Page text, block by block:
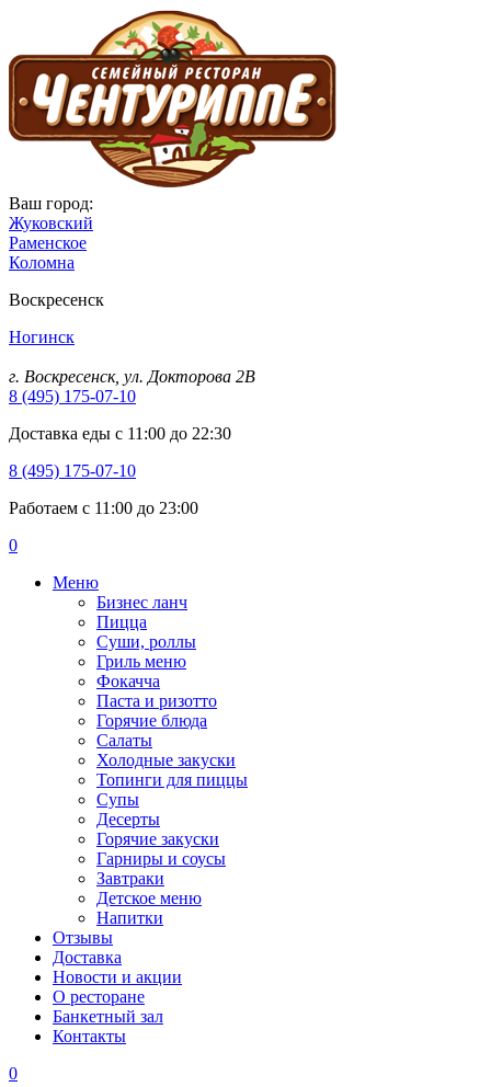
Ваш город:
Жуковский
Раменское
Коломна
Воскресенск
Ногинск
г. Воскресенск, ул. Докторова 2B
8 (495) 175-07-10
Доставка еды с 11:00 до 22:30
8 (495) 175-07-10
Работаем с 11:00 до 23:00
0
Меню
Бизнес ланч
Пицца
Суши, роллы
Гриль меню
Фокачча
Паста и ризотто
Горячие блюда
Салаты
Холодные закуски
Топинги для пиццы
Супы
Десерты
Горячие закуски
Гарниры и соусы
Завтраки
Детское меню
Напитки
Отзывы
Доставка
Новости и акции
О ресторане
Банкетный зал
Контакты
0